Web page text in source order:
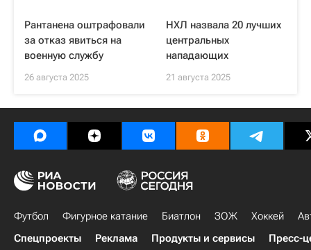
Рантанена оштрафовали
за отказ явиться на
военную службу
26 августа 2025
НХЛ назвала 20 лучших
центральных
нападающих
21 августа 2025
Футбол Фигурное катание Биатлон ЗОЖ Хоккей
Спецпроекты
Реклама Продукты и сервисы Пресс-